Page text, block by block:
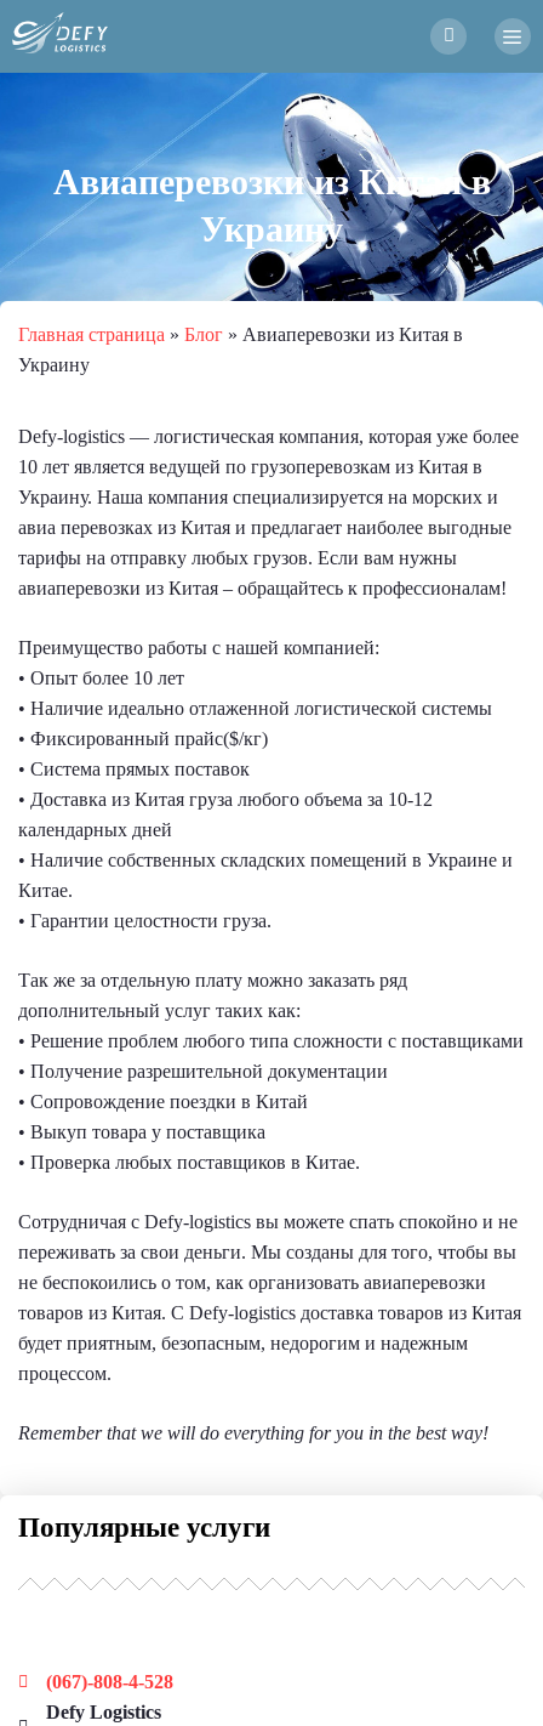
Авиаперевозки из Китая в
Украину
Главная страница » Блог » Авиаперевозки из Китая в
Украину
Defy-logistics — логистическая компания, которая уже более
10 лет является ведущей по грузоперевозкам из Китая в
Украину. Наша компания специализируется на морских и
авиа перевозках из Китая и предлагает наиболее выгодные
тарифы на отправку любых грузов. Если вам нужны
авиаперевозки из Китая – обращайтесь к профессионалам!
Преимущество работы с нашей компанией:
• Опыт более 10 лет
• Наличие идеально отлаженной логистической системы
• Фиксированный прайс($/кг)
• Система прямых поставок
• Доставка из Китая груза любого объема за 10-12
календарных дней
• Наличие собственных складских помещений в Украине и
Китае.
• Гарантии целостности груза.
Так же за отдельную плату можно заказать ряд
дополнительный услуг таких как:
• Решение проблем любого типа сложности с поставщиками
• Получение разрешительной документации
• Сопровождение поездки в Китай
• Выкуп товара у поставщика
• Проверка любых поставщиков в Китае.
Сотрудничая с Defy-logistics вы можете спать спокойно и не
переживать за свои деньги. Мы созданы для того, чтобы вы
не беспокоились о том, как организовать авиаперевозки
товаров из Китая. С Defy-logistics доставка товаров из Китая
будет приятным, безопасным, недорогим и надежным
процессом.
Remember that we will do everything for you in the best way!
Популярные услуги
(067)-808-4-528
Defy Logistics